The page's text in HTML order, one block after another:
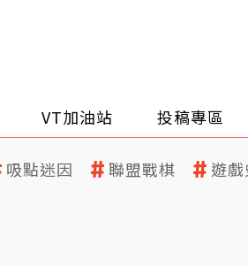
VT加油站 投稿專區
吸點迷因 聯盟戰棋 遊